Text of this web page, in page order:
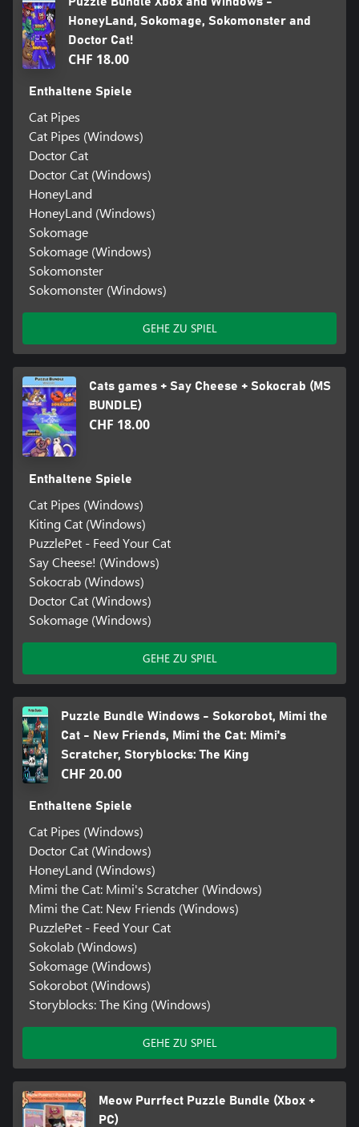
HoneyLand, Sokomage, Sokomonster and
Doctor Cat!
CHF 18.00
Enthaltene Spiele
Cat Pipes
Cat Pipes (Windows)
Doctor Cat
Doctor Cat (Windows)
HoneyLand
HoneyLand (Windows)
Sokomage
Sokomage (Windows)
Sokomonster
Sokomonster (Windows)
GEHE ZU SPIEL
Cats games + Say Cheese + Sokocrab (MS
BUNDLE)
CHF 18.00
Enthaltene Spiele
Cat Pipes (Windows)
Kiting Cat (Windows)
PuzzlePet - Feed Your Cat
Say Cheese! (Windows)
Sokocrab (Windows)
Doctor Cat (Windows)
Sokomage (Windows)
GEHE ZU SPIEL
Puzzle Bundle Windows - Sokorobot, Mimi the
Cat - New Friends, Mimi the Cat: Mimi's
Scratcher, Storyblocks: The King
CHF 20.00
Enthaltene Spiele
Cat Pipes (Windows)
Doctor Cat (Windows)
HoneyLand (Windows)
Mimi the Cat: Mimi's Scratcher (Windows)
Mimi the Cat: New Friends (Windows)
PuzzlePet - Feed Your Cat
Sokolab (Windows)
Sokomage (Windows)
Sokorobot (Windows)
Storyblocks: The King (Windows)
GEHE ZU SPIEL
Meow Purrfect Puzzle Bundle (Xbox +
PC)